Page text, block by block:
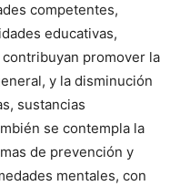
competentes,
educativas,
promover la
y la disminución
sustancias
se contempla la
de prevención y
mentales, con